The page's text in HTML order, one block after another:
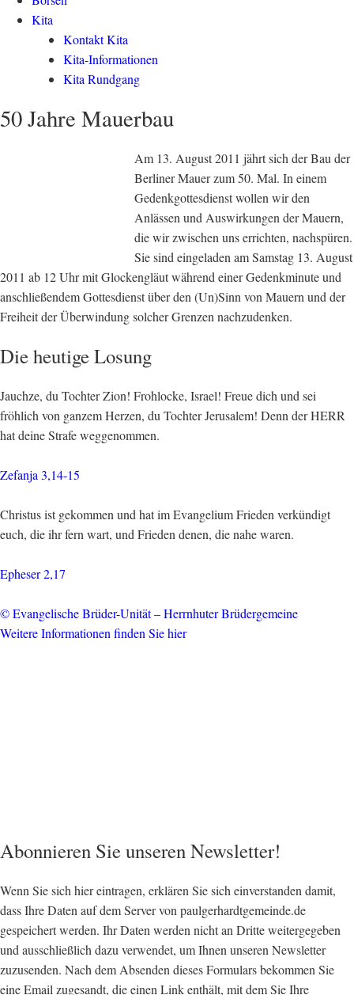
Kita
Kontakt Kita
Kita-Informationen
Kita Rundgang
50 Jahre Mauerbau
Am 13. August 2011 jährt sich der Bau der
Berliner Mauer zum 50. Mal. In einem
Gedenkgottesdienst wollen wir den
Anlässen und Auswirkungen der Mauern,
die wir zwischen uns errichten, nachspüren.
Sie sind eingeladen am Samstag 13. August
2011 ab 12 Uhr mit Glockengläut während einer Gedenkminute und
anschließendem Gottesdienst über den (Un)Sinn von Mauern und der
Freiheit der Überwindung solcher Grenzen nachzudenken.
Die heutige Losung
Jauchze, du Tochter Zion! Frohlocke, Israel! Freue dich und sei
fröhlich von ganzem Herzen, du Tochter Jerusalem! Denn der HERR
hat deine Strafe weggenommen.
Zefanja 3,14-15
Christus ist gekommen und hat im Evangelium Frieden verkündigt
euch, die ihr fern wart, und Frieden denen, die nahe waren.
Epheser 2,17
© Evangelische Brüder-Unität – Herrnhuter Brüdergemeine
Weitere Informationen finden Sie hier
Abonnieren Sie unseren Newsletter!
Wenn Sie sich hier eintragen, erklären Sie sich einverstanden damit,
dass Ihre Daten auf dem Server von paulgerhardtgemeinde.de
gespeichert werden. Ihr Daten werden nicht an Dritte weitergegeben
und ausschließlich dazu verwendet, um Ihnen unseren Newsletter
zuzusenden. Nach dem Absenden dieses Formulars bekommen Sie
eine Email zugesandt, die einen Link enthält, mit dem Sie Ihre